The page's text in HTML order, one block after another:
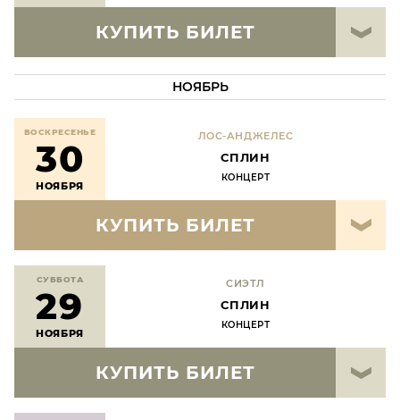
КУПИТЬ БИЛЕТ
НОЯБРЬ
ВОСКРЕСЕНЬЕ
30
НОЯБРЯ
ЛОС-АНДЖЕЛЕС
СПЛИН
КОНЦЕРТ
КУПИТЬ БИЛЕТ
СУББОТА
29
НОЯБРЯ
СИЭТЛ
СПЛИН
КОНЦЕРТ
КУПИТЬ БИЛЕТ